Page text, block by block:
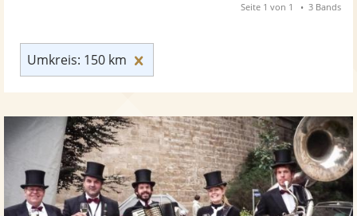
Umkreis: 150 km
Seite 1 von 1 3 Bands